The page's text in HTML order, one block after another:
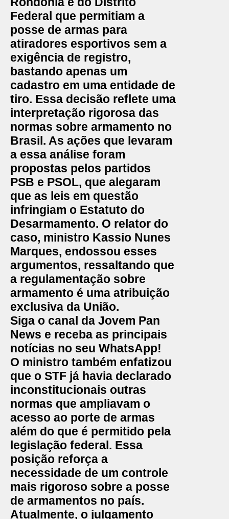
Federal que permitiam a
posse de armas para
atiradores esportivos sem a
exigência de registro,
bastando apenas um
cadastro em uma entidade de
tiro. Essa decisão reflete uma
interpretação rigorosa das
normas sobre armamento no
Brasil. As ações que levaram
a essa análise foram
propostas pelos partidos
PSB e PSOL, que alegaram
que as leis em questão
infringiam o Estatuto do
Desarmamento. O relator do
caso, ministro Kassio Nunes
Marques, endossou esses
argumentos, ressaltando que
a regulamentação sobre
armamento é uma atribuição
exclusiva da União.
Siga o canal da Jovem Pan
News e receba as principais
notícias no seu WhatsApp!
O ministro também enfatizou
que o STF já havia declarado
inconstitucionais outras
normas que ampliavam o
acesso ao porte de armas
além do que é permitido pela
legislação federal. Essa
posição reforça a
necessidade de um controle
mais rigoroso sobre a posse
de armamentos no país.
Atualmente, o julgamento